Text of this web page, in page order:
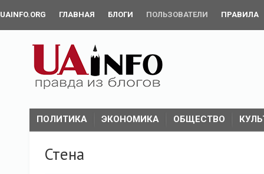
UAINFO.ORG ГЛАВНАЯ БЛОГИ ПОЛЬЗОВАТЕЛИ ПРАВИЛА
ПОЛИТИКА ЭКОНОМИКА ОБЩЕСТВО
Стена